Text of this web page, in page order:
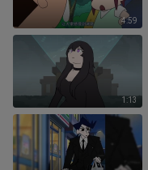
4:59
1:13